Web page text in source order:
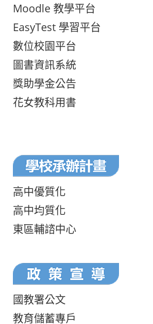
Moodle 教學平台
EasyTest 學習平台
數位校園平台
圖書資訊系統
獎助學金公告
花女教科用書
高中優質化
高中均質化
東區輔諮中心
國教署公文
教育儲蓄專戶